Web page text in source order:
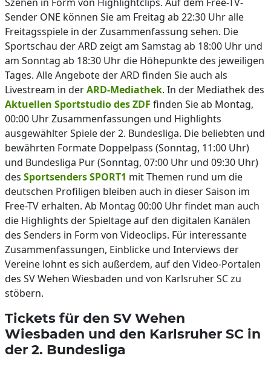
Sender ONE können Sie am Freitag ab 22:30 Uhr alle
Freitagsspiele in der Zusammenfassung sehen. Die
Sportschau der ARD zeigt am Samstag ab 18:00 Uhr und
am Sonntag ab 18:30 Uhr die Höhepunkte des jeweiligen
Tages. Alle Angebote der ARD finden Sie auch als
Livestream in derARD-Mediathek. In der Mediathek des
Aktuellen Sportstudio des ZDF finden Sie ab Montag,
00:00 Uhr Zusammenfassungen und Highlights
ausgewählter Spiele der 2. Bundesliga. Die beliebten und
bewährten Formate Doppelpass (Sonntag, 11:00 Uhr)
und Bundesliga Pur (Sonntag, 07:00 Uhr und 09:30 Uhr)
des Sportsenders SPORT1 mit Themen rund um die
deutschen Profiligen bleiben auch in dieser Saison im
Free-TV erhalten. Ab Montag 00:00 Uhr findet man auch
die Highlights der Spieltage auf den digitalen Kanälen
des Senders in Form von Videoclips. Für interessante
Zusammenfassungen, Einblicke und Interviews der
Vereine lohnt es sich außerdem, auf den Video-Portalen
des SV Wehen Wiesbaden und von Karlsruher SC zu
stöbern.
Tickets für den SV Wehen
Wiesbaden und den Karlsruher SC in
der 2. Bundesliga